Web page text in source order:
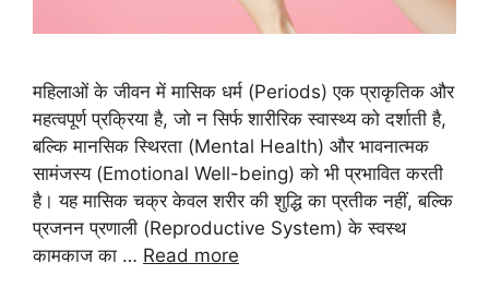
महिलाओं के जीवन में मासिक धर्म (Periods) एक प्राकृतिक और
महत्वपूर्ण प्रक्रिया है, जो न सिर्फ शारीरिक स्वास्थ्य को दर्शाती है,
बल्कि मानसिक स्थिरता (Mental Health) और भावनात्मक
सामंजस्य (Emotional Well-being) को भी प्रभावित करती
है। यह मासिक चक्र केवल शरीर की शुद्धि का प्रतीक नहीं, बल्कि
प्रजनन प्रणाली (Reproductive System) के स्वस्थ
कामकाज का … Read more